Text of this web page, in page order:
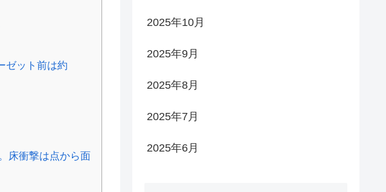
ゼット前は約
床衝撃は点から面
2025年10月
2025年9月
2025年8月
2025年7月
2025年6月